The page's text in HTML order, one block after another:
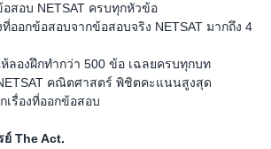
อสอบ NETSAT ครบทุกหัวข้อ
ที่ออกข้อสอบจากข้อสอบจริง NETSAT มากถึง 4
ห้ลองฝึกทำกว่า 500 ข้อ เฉลยครบทุกบท
คณิตศาสตร์ พิชิตคะแนนสูงสุด
เรื่องที่ออกข้อสอบ
The Act.